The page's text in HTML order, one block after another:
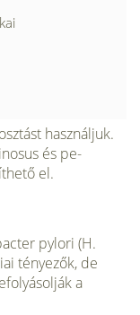
használ­juk.
és pe­
el.
pylori (H.
tényezők, de
a